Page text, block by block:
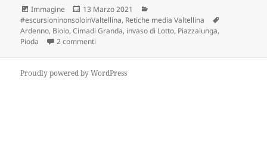
Formato
Immagine
Scritto
il
13 Marzo 2021
#escursioninonsoloinValtellina, Retiche media Valtellina
Ardenno, Biolo,Cimadi Granda, invaso di Lotto, Piazzalunga,
Pioda
2 commenti
Proudly powered by WordPress